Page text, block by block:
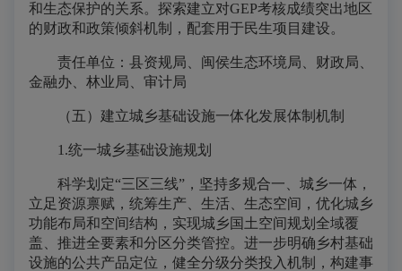
和生态保护的关系。探索建立对GEP考核成绩突出地区
的财政和政策倾斜机制，配套用于民生项目建设。
责任单位：县资规局、闽侯生态环境局、财政局、
金融办、林业局、审计局
（五）建立城乡基础设施一体化发展体制机制
1.统一城乡基础设施规划
科学划定“三区三线”，坚持多规合一、城乡一体，
立足资源禀赋，统筹生产、生活、生态空间，优化城乡
功能布局和空间结构，实现城乡国土空间规划全域覆
盖、推进全要素和分区分类管控。进一步明确乡村基础
设施的公共产品定位，健全分级分类投入机制，构建事